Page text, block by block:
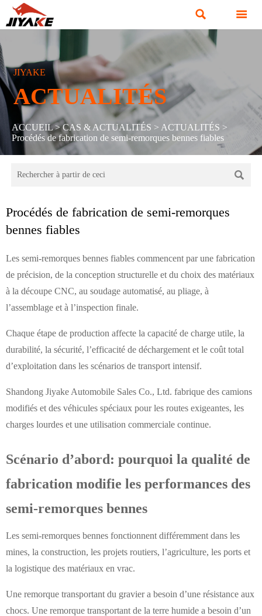
 
JIYAKE
ACTUALITÉS
ACCUEIL>CAS & ACTUALITÉS > ACTUALITÉS >
Procédés de fabrication de semi-remorques bennes fiables

Procédés de fabrication de semi-remorques
bennes fiables
Les semi-remorques bennes fiables commencent par une fabrication
de précision, de la conception structurelle et du choix des matériaux
à la découpe CNC, au soudage automatisé, au pliage, à
l’assemblage et à l’inspection finale.
Chaque étape de production affecte la capacité de charge utile, la
durabilité, la sécurité, l’efficacité de déchargement et le coût total
d’exploitation dans les scénarios de transport intensif.
Shandong Jiyake Automobile Sales Co., Ltd. fabrique des camions
modifiés et des véhicules spéciaux pour les routes exigeantes, les
charges lourdes et une utilisation commerciale continue.
Scénario d’abord: pourquoi la qualité de
fabrication modifie les performances des
semi-remorques bennes
Les semi-remorques bennes fonctionnent différemment dans les
mines, la construction, les projets routiers, l’agriculture, les ports et
la logistique des matériaux en vrac.
Une remorque transportant du gravier a besoin d’une résistance aux
chocs. Une remorque transportant de la terre humide a besoin d’un